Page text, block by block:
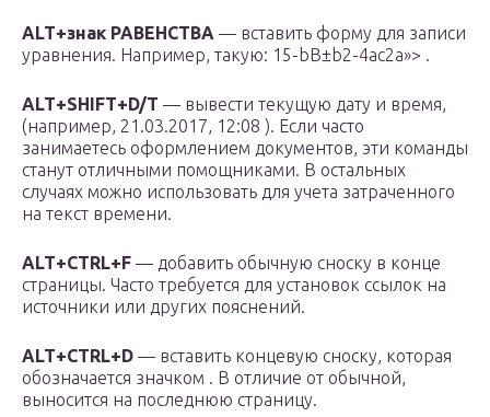
ALT+знак РАВЕНСТВА — вставить форму для записи
уравнения. Например, такую: 15-bВ±b2-4ac2a»> .
ALT+SHIFT+D/Т — вывести текущую дату и время,
(например, 21.03.2017, 12:08 ). Если часто
занимаетесь оформлением документов, эти команды
станут отличными помощниками. В остальных
случаях можно использовать для учета затраченного
на текст времени.
ALT+CTRL+F — добавить обычную сноску в конце
страницы. Часто требуется для установок ссылок на
источники или других пояснений.
ALT+CTRL+D — вставить концевую сноску, которая
обозначается значком . В отличие от обычной,
выносится на последнюю страницу.